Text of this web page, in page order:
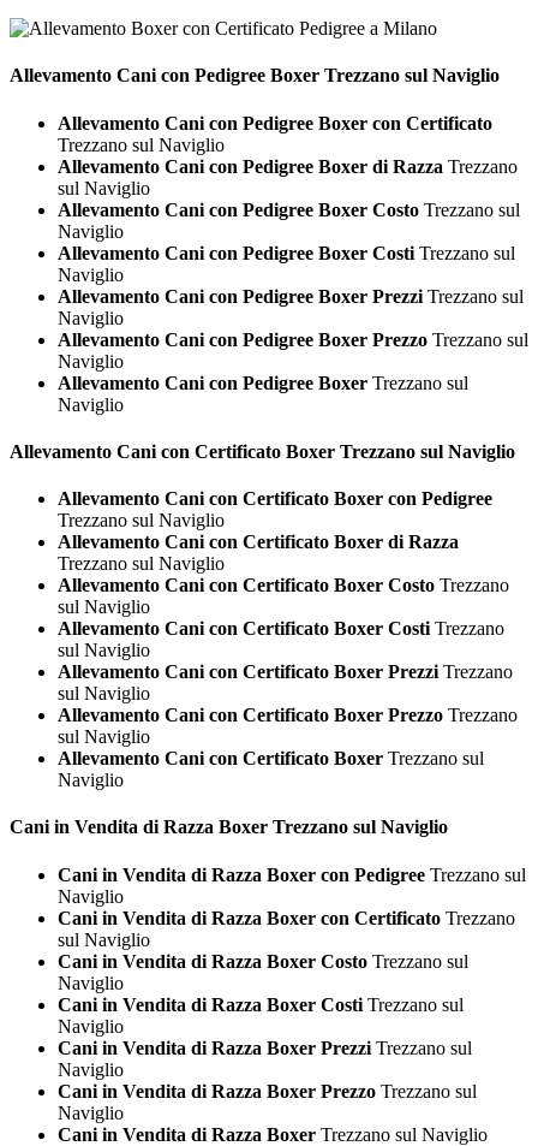
Allevamento Cani con Pedigree Boxer Trezzano sul Naviglio
Allevamento Cani con Pedigree Boxer con Certificato
Trezzano sul Naviglio
Allevamento Cani con Pedigree Boxer di Razza Trezzano
sul Naviglio
Allevamento Cani con Pedigree Boxer Costo Trezzano sul
Naviglio
Allevamento Cani con Pedigree Boxer Costi Trezzano sul
Naviglio
Allevamento Cani con Pedigree Boxer Prezzi Trezzano sul
Naviglio
Allevamento Cani con Pedigree Boxer Prezzo Trezzano sul
Naviglio
Allevamento Cani con Pedigree Boxer Trezzano sul
Naviglio
Allevamento Cani con Certificato Boxer Trezzano sul Naviglio
Allevamento Cani con Certificato Boxer con Pedigree
Trezzano sul Naviglio
Allevamento Cani con Certificato Boxer di Razza
Trezzano sul Naviglio
Allevamento Cani con Certificato Boxer Costo Trezzano
sul Naviglio
Allevamento Cani con Certificato Boxer Costi Trezzano
sul Naviglio
Allevamento Cani con Certificato Boxer Prezzi Trezzano
sul Naviglio
Allevamento Cani con Certificato Boxer Prezzo Trezzano
sul Naviglio
Allevamento Cani con Certificato Boxer Trezzano sul
Naviglio
Cani in Vendita di Razza Boxer Trezzano sul Naviglio
Cani in Vendita di Razza Boxer con Pedigree Trezzano sul
Naviglio
Cani in Vendita di Razza Boxer con Certificato Trezzano
sul Naviglio
Cani in Vendita di Razza Boxer Costo Trezzano sul
Naviglio
Cani in Vendita di Razza Boxer Costi Trezzano sul
Naviglio
Cani in Vendita di Razza Boxer Prezzi Trezzano sul
Naviglio
Cani in Vendita di Razza Boxer Prezzo Trezzano sul
Naviglio
Cani in Vendita di Razza Boxer Trezzano sul Naviglio